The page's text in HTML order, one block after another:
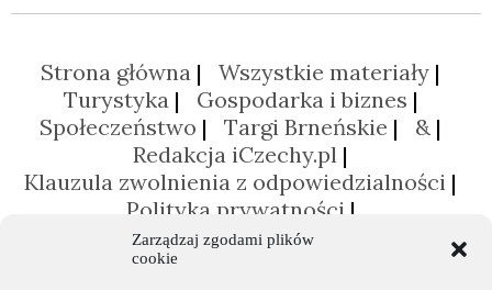
Zarządzaj zgodami plików
cookie
Strona główna
Wszystkie materiały
Turystyka
Gospodarka i biznes
Społeczeństwo
Targi Brneńskie
&
Redakcja iCzechy.pl
Klauzula zwolnienia z odpowiedzialności
Polityka prywatności
Polityka plików cookies (EU)